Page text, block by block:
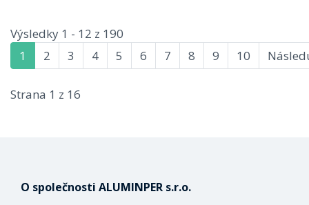
Výsledky 1 - 12 z 190
1
2 3 4 5 6 7 8 9 10
Strana 1 z 16
O společnosti ALUMINPER s.r.o.